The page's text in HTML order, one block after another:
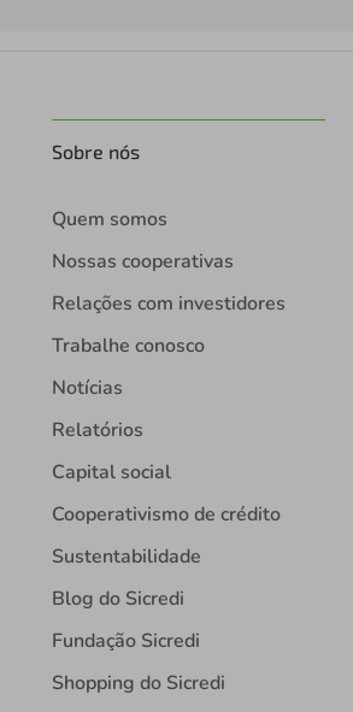
Sobre nós
Quem somos
Nossas cooperativas
Relações com investidores
Trabalhe conosco
Notícias
Relatórios
Capital social
Cooperativismo de crédito
Sustentabilidade
Blog do Sicredi
Fundação Sicredi
Shopping do Sicredi